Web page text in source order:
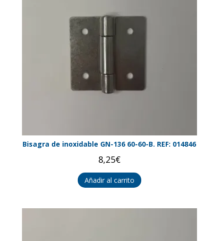
Bisagra de inoxidable GN-136 60-60-B. REF: 014846
8,25€
Añadir al carrito